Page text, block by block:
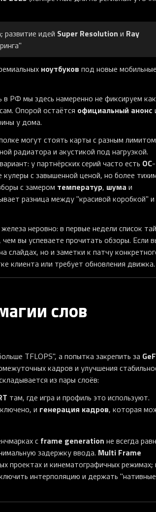
; развитие идей Super Resolution и Ray
ноутбуков под новые
в РФ мы здесь намеренно не фиксируем как
Опорой остаётся официальный анонс
у дома.
могут стоять карты с разным лимитом
радиатора и акустикой под нагрузкой.
у партнёрских серий часто есть OC-
кулеры с завышенной ценой, но более
с замером температур, шума и
разница между "красивой коробкой" и
неровно: в первые недели список
вы успеваете прочитать обзоры. Если
слайдах, но и заметки к патчу
клиента или требует обновления движка.
слов
TFLOPS", а попытка закрепить за
кадров и улучшения
из пары слоёв:
там, где игра и профиль это используют.
и генерация кадров, которая
с frame generation не всегда
задержку ввода. Multi Frame
проектах и кинематографичных режимах;
интерполяцию и держать